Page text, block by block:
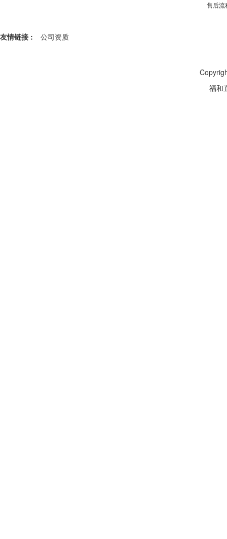
售后流
友情链接 : 公司资质
福和